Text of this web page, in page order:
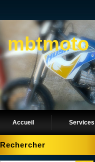
mbtmoto
Accueil Services
Rechercher